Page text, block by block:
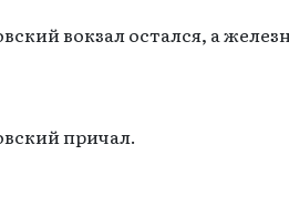
вокзал остался, а
причал.